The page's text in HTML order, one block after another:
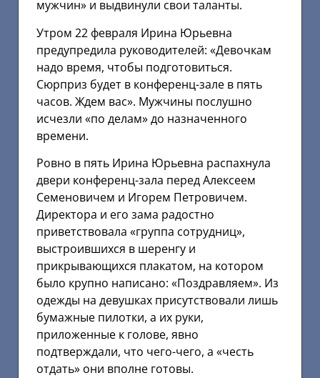
мужчин» и выдвинули свои таланты.
Утром 22 февраля Ирина Юрьевна
предупредила руководителей: «Девочкам
надо время, чтобы подготовиться.
Сюрприз будет в конференц-зале в пять
часов. Ждем вас». Мужчины послушно
исчезли «по делам» до назначенного
времени.
Ровно в пять Ирина Юрьевна распахнула
двери конференц-зала перед Алексеем
Семеновичем и Игорем Петровичем.
Директора и его зама радостно
приветствовала «группа сотрудниц»,
выстроившихся в шеренгу и
прикрывающихся плакатом, на котором
было крупно написано: «Поздравляем». Из
одежды на девушках присутствовали лишь
бумажные пилотки, а их руки,
приложенные к голове, явно
подтверждали, что чего-чего, а «честь
отдать» они вполне готовы.